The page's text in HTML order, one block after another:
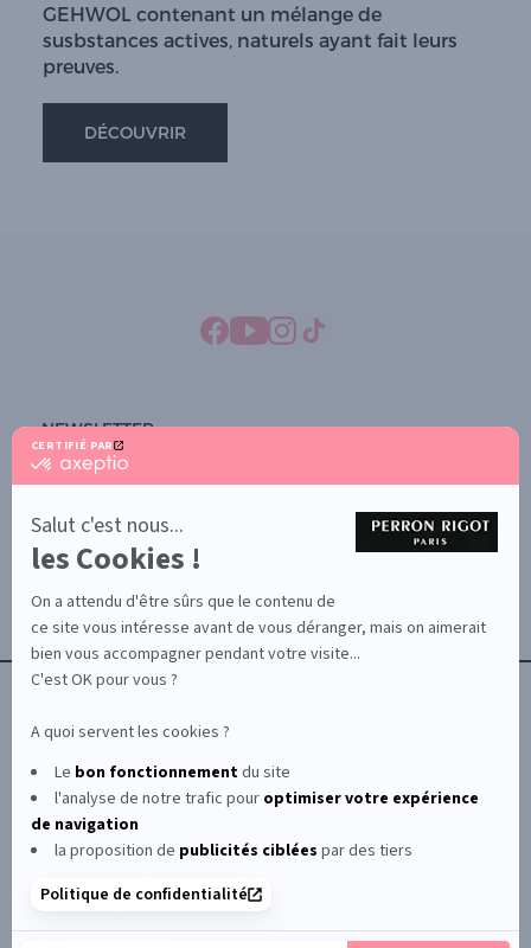
CERTIFIÉ PAR
certifié
En
savoir
plus
sur
Axeptio
Salut c'est nous...
les Cookies !
On a attendu d'être sûrs que le contenu de
ce site vous intéresse avant de vous déranger, mais on aimerait
bien vous accompagner pendant votre visite...
C'est OK pour vous ?
A quoi servent les cookies ?
Le bon fonctionnementdu site
l'analyse de notre trafic pour optimiservotre expérience
de navigation
la proposition de publicités ciblées par des tiers
Politique de confidentialité
GEHWOL contenant un mélange de
susbstances actives, naturels ayant fait leurs
preuves.
DÉCOUVRIR
NEWSLETTER
SOUSCRIRE À LA NEWSLETTER
CONTACTEZ-NOUS
TERMES ET CONDITIONS
© Le Club Perron Rigot 2026
matériels esthétiques à destination des instituts et spas.